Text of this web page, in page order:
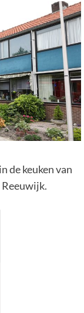
de keuken van